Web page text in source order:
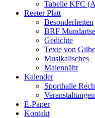
Tabelle KFC
Reeter Platt
Besonderheiten
BRF
Gedichte
Texte von
Musikalisches
Maiennäht
Kalender
Sporthalle
E-Paper
Kontakt